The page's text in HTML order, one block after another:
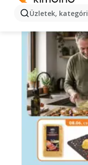
Üzletek,